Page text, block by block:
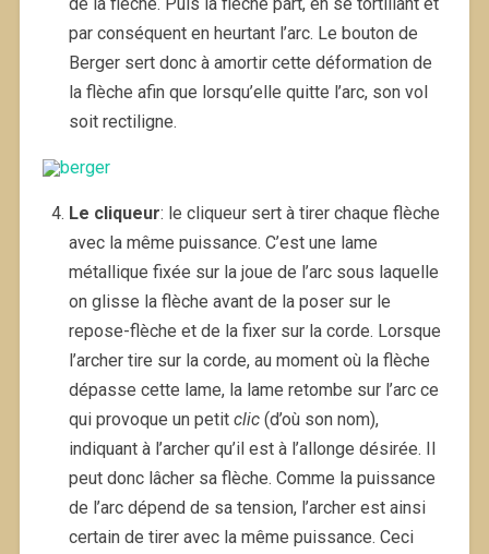
par conséquent en heurtant l’arc. Le bouton de
Berger sert donc à amortir cette déformation de
la flèche afin que lorsqu’elle quitte l’arc, son vol
soit rectiligne.
Le cliqueur: le cliqueur sert à tirer chaque flèche
avec la même puissance. C’est une lame
métallique fixée sur la joue de l’arc sous laquelle
on glisse la flèche avant de la poser sur le
repose-flèche et de la fixer sur la corde. Lorsque
l’archer tire sur la corde, au moment où la flèche
dépasse cette lame, la lame retombe sur l’arc ce
qui provoque un petit clic(d’où son nom),
indiquant à l’archer qu’il est à l’allonge désirée. Il
peut donc lâcher sa flèche. Comme la puissance
de l’arc dépend de sa tension, l’archer est ainsi
certain de tirer avec la même puissance. Ceci